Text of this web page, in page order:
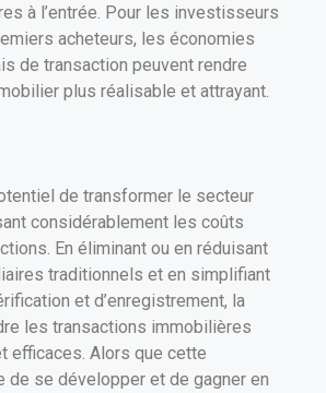
à l’entrée. Pour les investisseurs
acheteurs, les économies
de transaction peuvent rendre
plus réalisable et attrayant.
de transformer le secteur
considérablement les coûts
En éliminant ou en réduisant
traditionnels et en simplifiant
et d’enregistrement, la
les transactions immobilières
efficaces. Alors que cette
de se développer et de gagner en